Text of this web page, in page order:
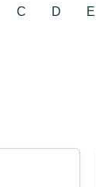
C D E